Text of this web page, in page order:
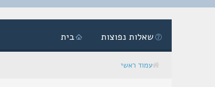
בית שאלות נפוצות
עמוד ראשי